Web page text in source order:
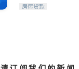
房屋贷款